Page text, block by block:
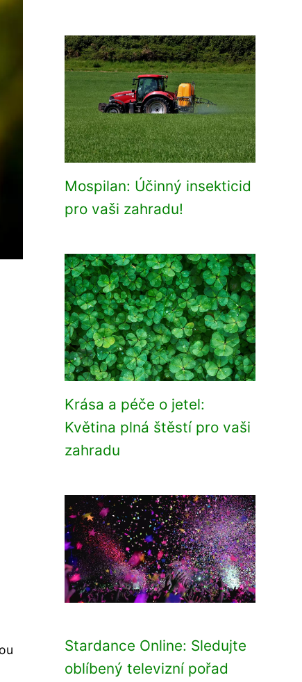
Mospilan: Účinný insekticid
pro vaši zahradu!
Krása a péče o jetel:
Květina plná štěstí pro vaši
zahradu
Stardance Online: Sledujte
oblíbený televizní pořad